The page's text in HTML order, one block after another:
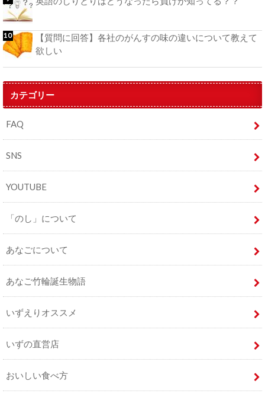
【質問に回答】各社のがんすの味の違いについて教えて
欲しい
カテゴリー
FAQ
SNS
YOUTUBE
「のし」について
あなごについて
あなご竹輪誕生物語
いずえりオススメ
いずの直営店
おいしい食べ方